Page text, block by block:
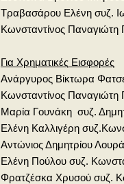
Τραβασάρου Ελένη συζ.
Κωνσταντίνος Παναγιώτη
Για Χρηματικές Εισφορές
Ανάργυρος Βίκτωρα
Κωνσταντίνος Παναγιώτη
Μαρία Γουνάκη συζ.
Ελένη Καλλιγέρη
Αντώνιος Δημητρίου
Ελένη Πούλου συζ.
Φρατζέσκα Χρυσού συζ.